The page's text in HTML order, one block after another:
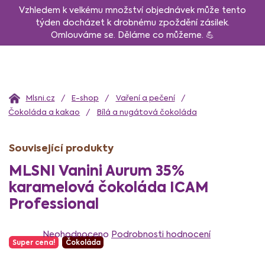
PřejítVzhledem k velkému množství objednávek může tento
týden docházet k drobnému zpoždění zásilek.
Omlouváme se. Děláme co můžeme. 💪
Domů E-shop
Vaření a pečení
Čokoláda a kakao
Bílá a nugátová čokoláda
MLSNI Vanini Aurum 35%
karamelová čokoláda ICAM
Professional
Super cena! Čokoláda
hodnocení
produktu
Neohodnoceno Podrobnosti hodnocení
Související produkty